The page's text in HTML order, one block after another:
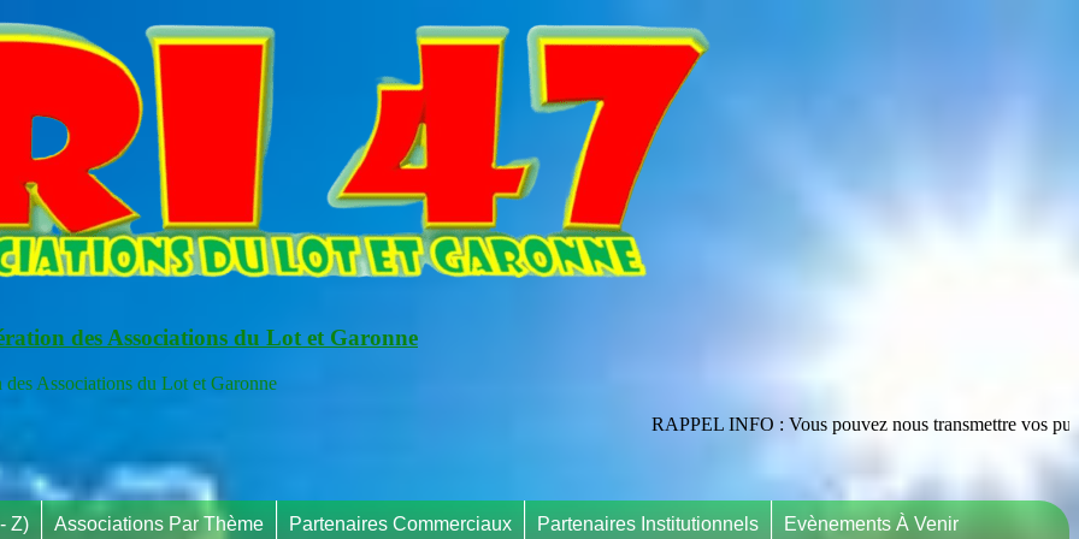
des Associations du Lot et Garonne
Associations du Lot et Garonne
RAPPEL INFO : Vous pouvez nous transmettre vos publications en
Z) Associations Par Thème Partenaires Commerciaux Partenaires Institutionnels Evènements À Venir